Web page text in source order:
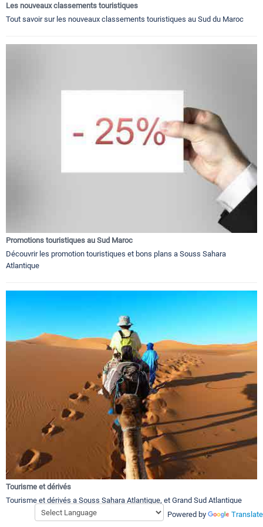
Les nouveaux classements touristiques
Tout savoir sur les nouveaux classements touristiques au Sud du Maroc
Promotions touristiques au Sud Maroc
Découvrir les promotion touristiques et bons plans a Souss Sahara
Atlantique
Tourisme et dérivés
Tourisme et dérivés a Souss Sahara Atlantique, et Grand Sud Atlantique
Powered by
Translate